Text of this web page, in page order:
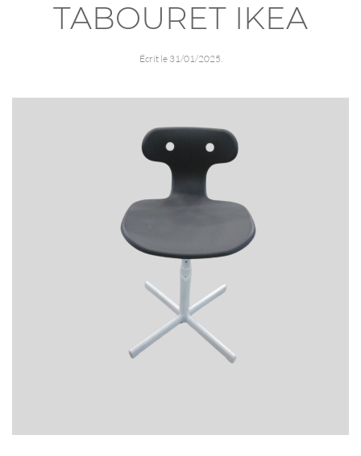
TABOURET IKEA
Écrit le 31/01/2025.